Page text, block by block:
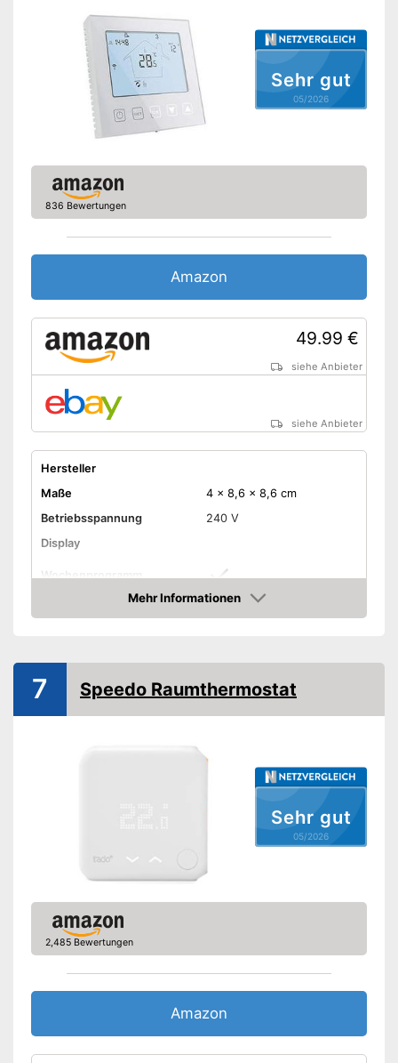
Sehr gut
05/2026
836 Bewertungen
Amazon
49.99 €
siehe Anbieter
siehe Anbieter
Hersteller
Maße
4 x 8,6 x 8,6 cm
Betriebsspannung
240 V
Display
Wochenprogramm
Frostschutzsicherung
Amazon Lieferzeit
siehe Anbieter
Mehr Informationen
Amazon
Sehr gut
05/2026
7 Speedo Raumthermostat
2,485 Bewertungen
Amazon